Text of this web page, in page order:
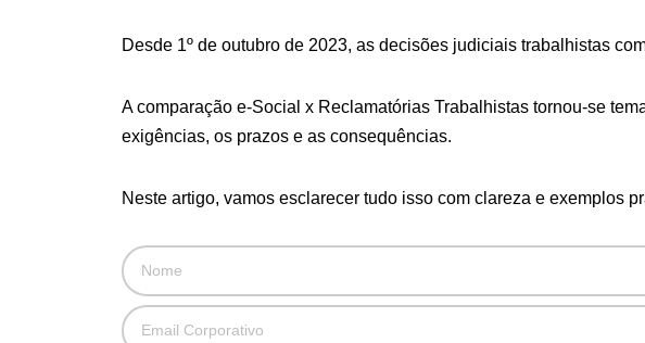
Desde 1º de outubro de 2023, as decisões judiciais trabalhistas
A comparação e-Social x Reclamatórias Trabalhistas tornou-se
exigências, os prazos e as consequências.
Neste artigo, vamos esclarecer tudo isso com clareza e exemplos